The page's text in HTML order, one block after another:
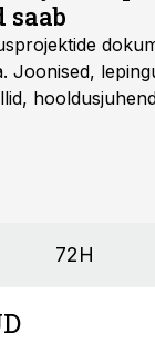
saab
Joonised,
72H